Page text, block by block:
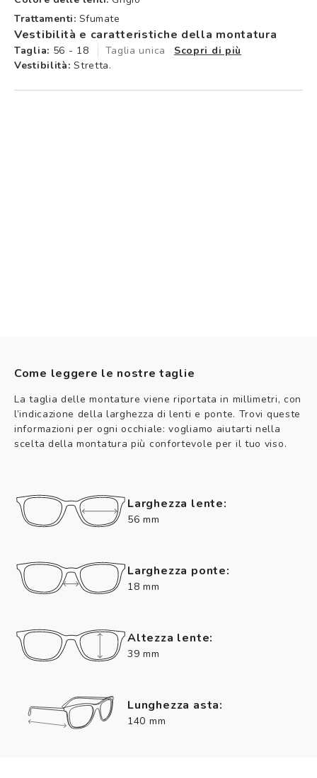
Trattamenti: Sfumate
Vestibilità e caratteristiche della montatura
Taglia: 56 - 18 Taglia unica
Scopri di più
Vestibilità: Stretta.
Come leggere le nostre taglie
La taglia delle montature viene riportata in millimetri, con
l’indicazione della larghezza di lenti e ponte. Trovi queste
informazioni per ogni occhiale: vogliamo aiutarti nella
scelta della montatura più confortevole per il tuo viso.
Larghezza lente:
56 mm
Larghezza ponte:
18 mm
Altezza lente:
39 mm
Lunghezza asta:
140 mm